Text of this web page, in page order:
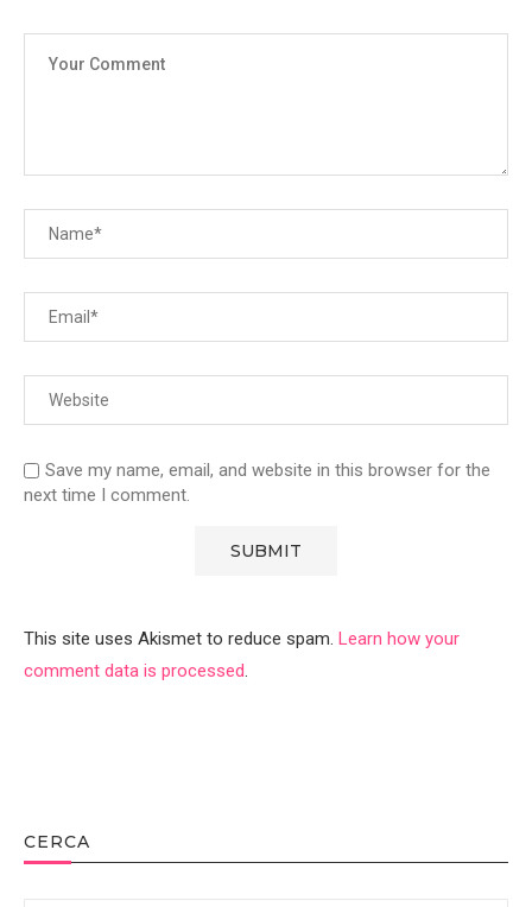
Save my name, email, and website in this browser for the
next time I comment.
This site uses Akismet to reduce spam. Learn how your
comment data is processed.
CERCA